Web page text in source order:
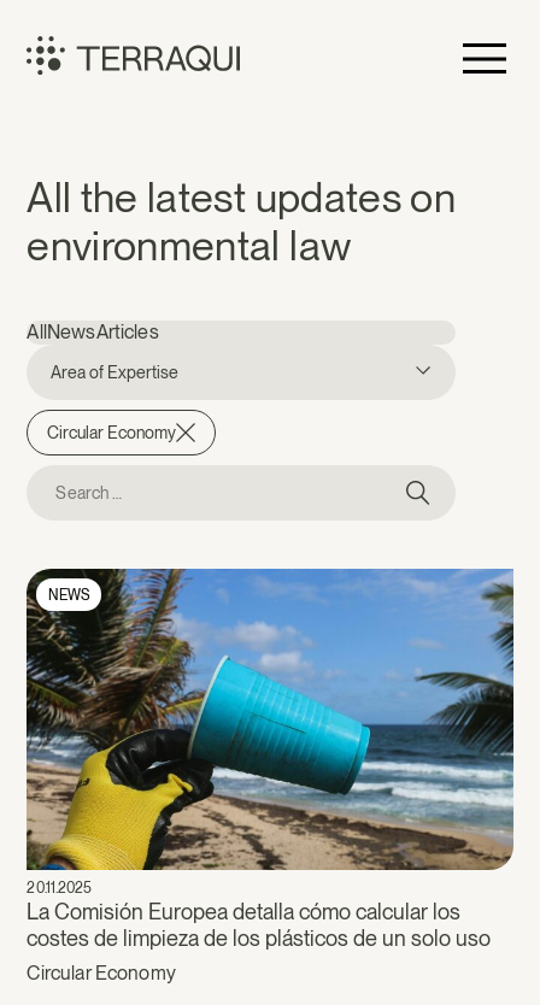
content
News
All the latest updates on
environmental law
All NewsArticles
Area of Expertise
Circular Economy
NEWS
20.11.2025
La Comisión Europea detalla cómo calcular los
costes de limpieza de los plásticos de un solo uso
Circular Economy